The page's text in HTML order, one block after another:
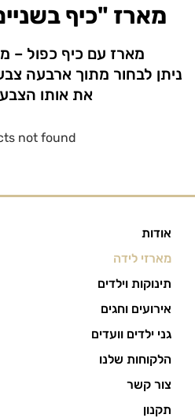
מארז "כיף
מארז עם כיף כפול –
ניתן לבחור מתוך ארבעה
את אותו
not found
אודות
מארזי לידה
תינוקות וילדים
אירועים וחגים
גני ילדים וועדים
הלקוחות שלנו
צור קשר
תקנון